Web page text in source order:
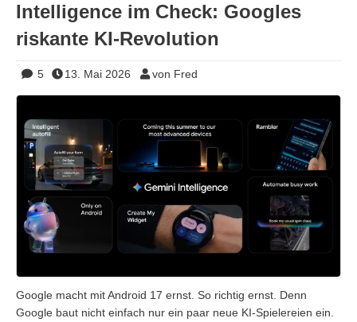
Intelligence im Check: Googles
riskante KI-Revolution
5 13. Mai 2026 von Fred
Google macht mit Android 17 ernst. So richtig ernst. Denn
Google baut nicht einfach nur ein paar neue KI-Spielereien ein.